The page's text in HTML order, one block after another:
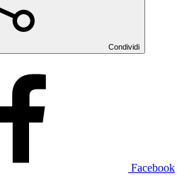
Condividi
Facebook